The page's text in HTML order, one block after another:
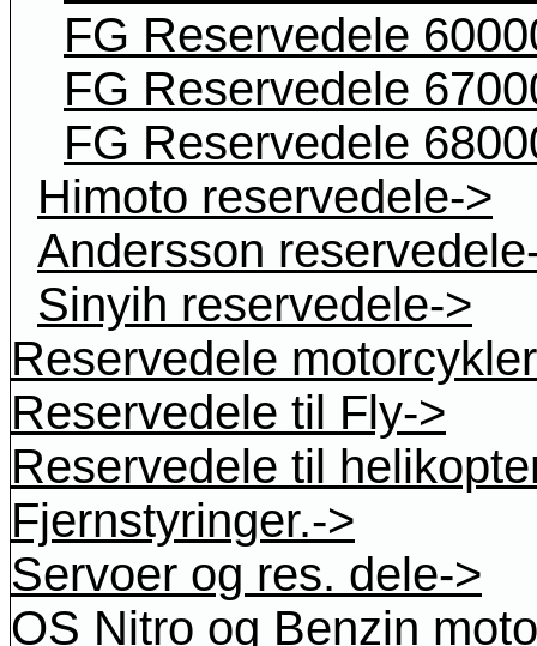
FG Reservedele
FG Reservedele
FG Reservedele
Himoto reservedele->
Andersson
Sinyih reservedele->
Reservedele
Reservedele til Fly->
Reservedele til
Fjernstyringer.->
Servoer og res. dele->
OS Nitro og Benzin